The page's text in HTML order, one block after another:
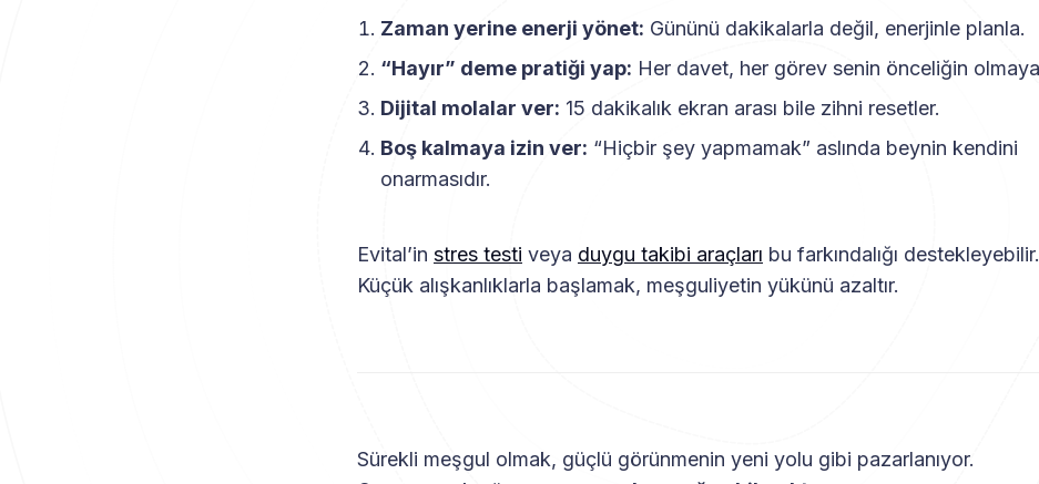
Zaman yerine enerji yönet: Gününü dakikalarla değil, enerjinle planla.
“Hayır” deme pratiği yap: Her davet, her görev senin önceliğin
Dijital molalar ver: 15 dakikalık ekran arası bile zihni resetler.
Boş kalmaya izin ver: “Hiçbir şey yapmamak” aslında beynin kendini
onarmasıdır.
Evital’in stres testi veya duygu takibi araçları bu farkındalığı destekleyebilir.
Küçük alışkanlıklarla başlamak, meşguliyetin yükünü azaltır.
Sürekli meşgul olmak, güçlü görünmenin yeni yolu gibi pazarlanıyor.